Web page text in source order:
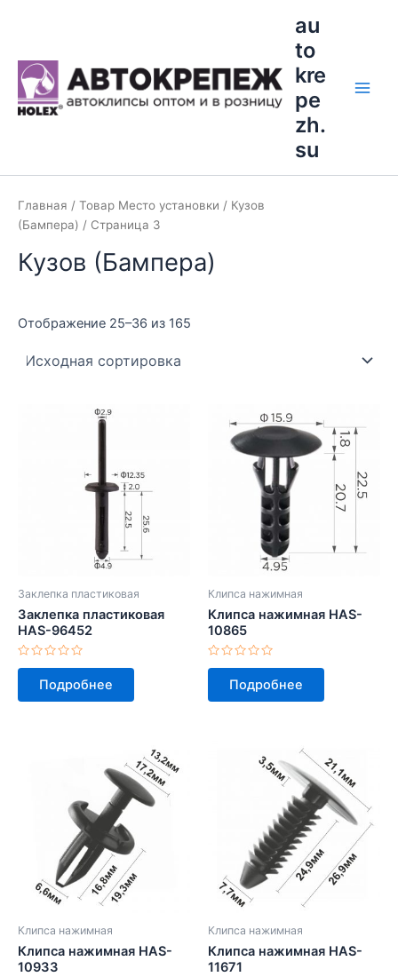
au
to
kre
pe
zh.
su
Главная / Товар Место установки / Кузов
(Бампера) / Страница 3
Кузов (Бампера)
Отображение 25–36 из 165
Заклепка пластиковая
Заклепка пластиковая
HAS-96452
Оценка
5
Подробнее
Клипса нажимная
Клипса нажимная HAS-
10865
Оценка
5
Подробнее
Клипса нажимная
Клипса нажимная HAS-
10933
Клипса нажимная
Клипса нажимная HAS-
11671